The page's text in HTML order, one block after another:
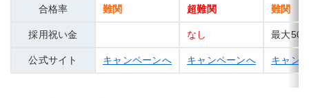
合格率 難関 超難関 難関
採用祝い金 なし 最大
公式サイト キャンペーンへ キャンペーンへ キャン